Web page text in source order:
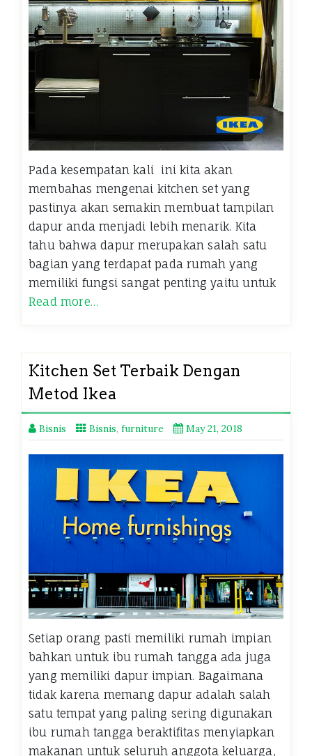
Pada kesempatan kali ini kita akan
membahas mengenai kitchen set yang
pastinya akan semakin membuat tampilan
dapur anda menjadi lebih menarik. Kita
tahu bahwa dapur merupakan salah satu
bagian yang terdapat pada rumah yang
memiliki fungsi sangat penting yaitu untuk
Read more…
Kitchen Set Terbaik Dengan
Metod Ikea
Bisnis Bisnis, furniture May 21, 2018
Setiap orang pasti memiliki rumah impian
bahkan untuk ibu rumah tangga ada juga
yang memiliki dapur impian. Bagaimana
tidak karena memang dapur adalah salah
satu tempat yang paling sering digunakan
ibu rumah tangga beraktifitas menyiapkan
makanan untuk seluruh anggota keluarga,